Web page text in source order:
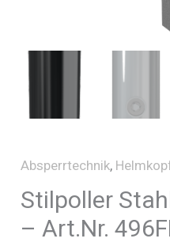
Absperrtechnik,
Stilpoller
– Art.Nr.